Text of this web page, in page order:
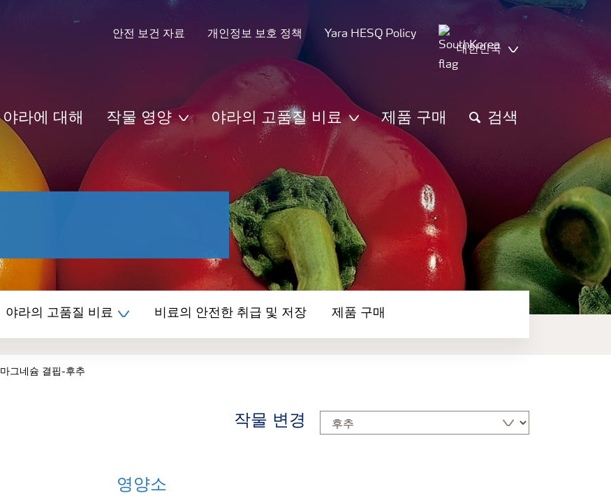
안전 보건 자료 개인정보 보호 정책
Yara HESQ Policy
대한민국
야라에 대해 작물 영양 야라의 고품질 비료 제품 구매 검색
야라의 고품질 비료 비료의 안전한 취급 및 저장 제품 구매
마그네슘 결핍-후추
작물 변경
영양소